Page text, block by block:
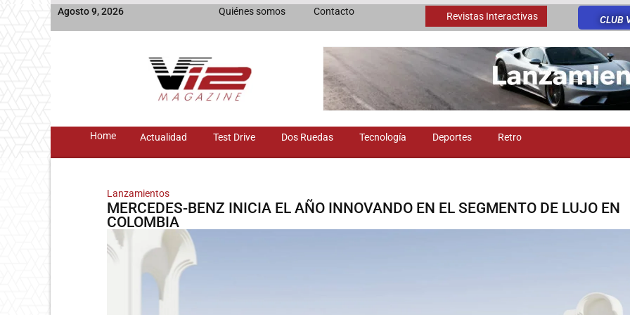
Agosto 9, 2026 Quiénes somos Contacto Revistas Interactivas CLUB
Home Actualidad Test Drive Dos Ruedas Tecnología Deportes Retro
Lanzamientos
MERCEDES-BENZ INICIA EL AÑO INNOVANDO EN EL SEGMENTO DE LUJO EN
COLOMBIA